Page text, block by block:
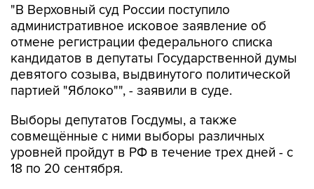
"В Верховный суд России поступило
административное исковое заявление об
отмене регистрации федерального списка
кандидатов в депутаты Государственной думы
девятого созыва, выдвинутого политической
партией "Яблоко"", - заявили в суде.
Выборы депутатов Госдумы, а также
совмещённые с ними выборы различных
уровней пройдут в РФ в течение трех дней - с
18 по 20 сентября.